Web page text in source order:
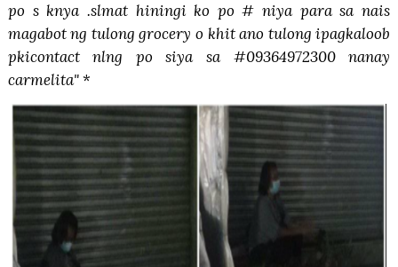
po s knya .slmat hiningi ko po # niya para sa nais
magabot ng tulong grocery o khit ano tulong ipagkaloob
pkicontact nlng po siya sa #09364972300 nanay
carmelita"*